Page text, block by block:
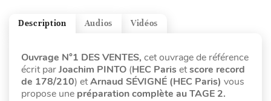
Vidéos
Audios
Description
Ouvrage N°1 DES VENTES, cet ouvrage de référence
écrit parJoachim PINTO (HEC Paris etscore record
de 178/210) etArnaud SÉVIGNÉ (HEC Paris) vous
propose une préparation complète au TAGE 2.